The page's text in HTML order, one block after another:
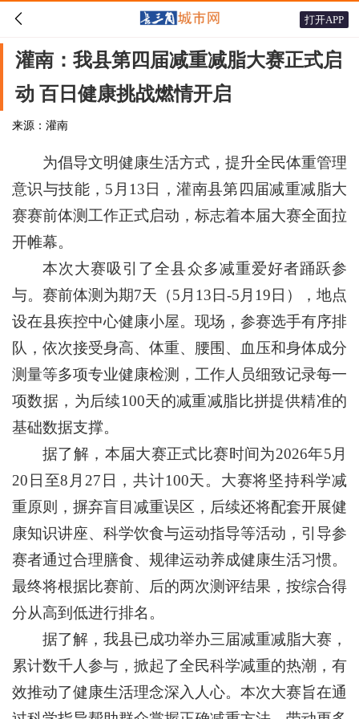
 打开APP
灌南：我县第四届减重减脂大赛正式启
动 百日健康挑战燃情开启
来源：灌南
为倡导文明健康生活方式，提升全民体重管理
意识与技能，5月13日，灌南县第四届减重减脂大
赛赛前体测工作正式启动，标志着本届大赛全面拉
开帷幕。
本次大赛吸引了全县众多减重爱好者踊跃参
与。赛前体测为期7天（5月13日-5月19日），地点
设在县疾控中心健康小屋。现场，参赛选手有序排
队，依次接受身高、体重、腰围、血压和身体成分
测量等多项专业健康检测，工作人员细致记录每一
项数据，为后续100天的减重减脂比拼提供精准的
基础数据支撑。
据了解，本届大赛正式比赛时间为2026年5月
20日至8月27日，共计100天。大赛将坚持科学减
重原则，摒弃盲目减重误区，后续还将配套开展健
康知识讲座、科学饮食与运动指导等活动，引导参
赛者通过合理膳食、规律运动养成健康生活习惯。
最终将根据比赛前、后的两次测评结果，按综合得
分从高到低进行排名。
据了解，我县已成功举办三届减重减脂大赛，
累计数千人参与，掀起了全民科学减重的热潮，有
效推动了健康生活理念深入人心。本次大赛旨在通